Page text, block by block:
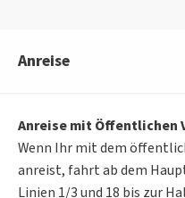
Anreise
Anreise mit Öffentlichen
Wenn Ihr mit dem
anreist, fahrt ab dem
Linien 1/3 und 18 bis zur